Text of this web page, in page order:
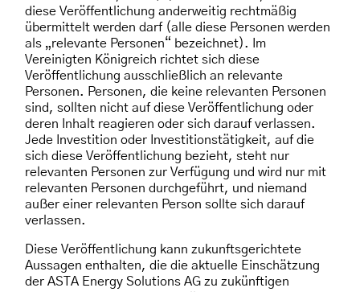
diese Veröffentlichung anderweitig rechtmäßig
übermittelt werden darf (alle diese Personen werden
als „relevante Personen“ bezeichnet). Im
Vereinigten Königreich richtet sich diese
Veröffentlichung ausschließlich an relevante
Personen. Personen, die keine relevanten Personen
sind, sollten nicht auf diese Veröffentlichung oder
deren Inhalt reagieren oder sich darauf verlassen.
Jede Investition oder Investitionstätigkeit, auf die
sich diese Veröffentlichung bezieht, steht nur
relevanten Personen zur Verfügung und wird nur mit
relevanten Personen durchgeführt, und niemand
außer einer relevanten Person sollte sich darauf
verlassen.
Diese Veröffentlichung kann zukunftsgerichtete
Aussagen enthalten, die die aktuelle Einschätzung
der ASTA Energy Solutions AG zu zukünftigen